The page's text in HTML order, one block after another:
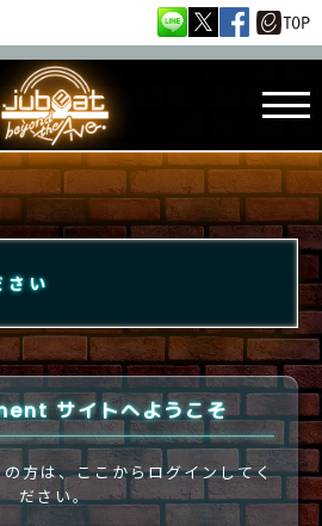
い
サイトへようこそ
方は、ここからログインしてく
ださい。